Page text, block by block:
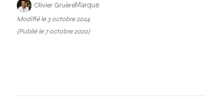
Olivier GruèreMarque
Modifié le 3 octobre 2024
(Publié le 7 octobre 2020)